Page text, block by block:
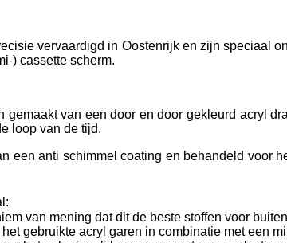
vervaardigd in Oostenrijk en zijn speciaal
) cassette scherm.
gemaakt van een door en door gekleurd acryl
loop van de tijd.
een anti schimmel coating en behandeld voor
van mening dat dit de beste stoffen voor
gebruikte acryl garen in combinatie met een